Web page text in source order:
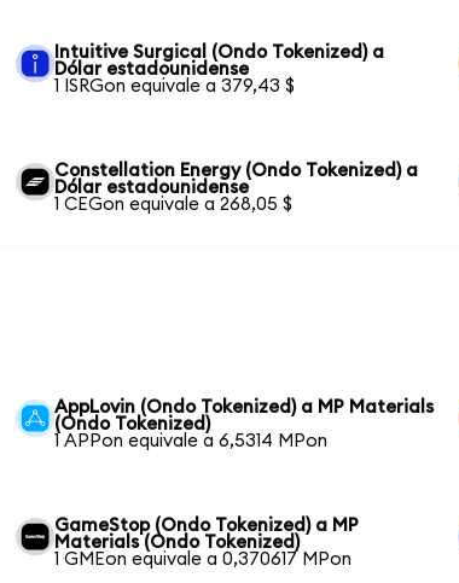
Intuitive Surgical (Ondo Tokenized) a
Dólar estadounidense
1 ISRGon equivale a 379,43 $
Constellation Energy (Ondo Tokenized) a
Dólar estadounidense
1 CEGon equivale a 268,05 $
AppLovin (Ondo Tokenized) a MP Materials
(Ondo Tokenized)
1 APPon equivale a 6,5314 MPon
GameStop (Ondo Tokenized) a MP
Materials (Ondo Tokenized)
1 GMEon equivale a 0,370617 MPon